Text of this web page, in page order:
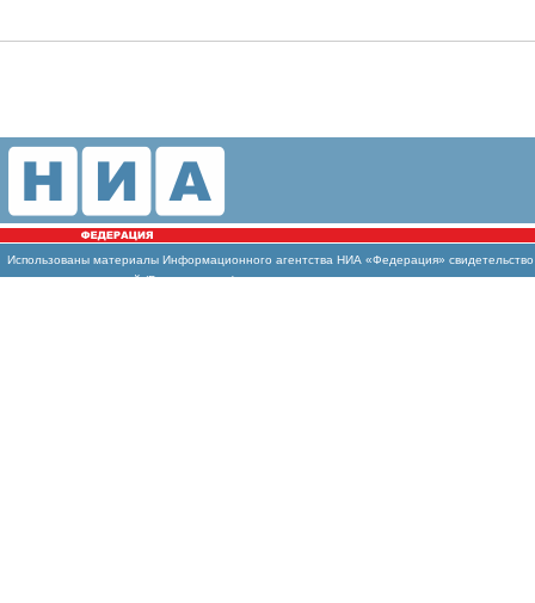
Использованы материалы Информационного агентства НИА «Федерация»
массовых коммуникаций (Роскомнадзор)